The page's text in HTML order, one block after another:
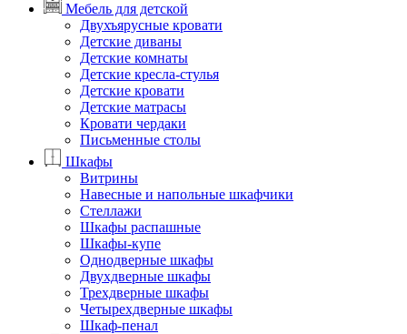
Мебель для детской
Двухъярусные кровати
Детские диваны
Детские комнаты
Детские кресла-стулья
Детские кровати
Детские матрасы
Кровати чердаки
Письменные столы
Шкафы
Витрины
Навесные и напольные шкафчики
Стеллажи
Шкафы распашные
Шкафы-купе
Однодверные шкафы
Двухдверные шкафы
Трехдверные шкафы
Четырехдверные шкафы
Шкаф-пенал